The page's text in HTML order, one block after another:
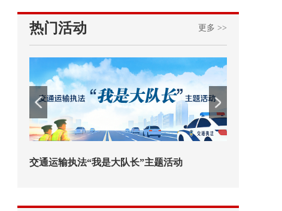
热门活动 更多 >>
欢迎试用！中交报智能审校系统上线